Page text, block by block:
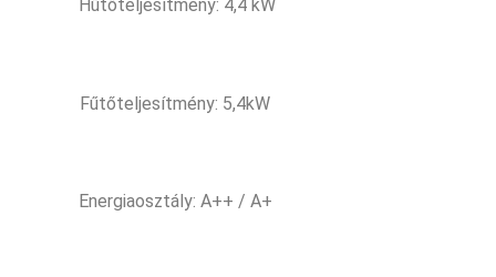
Hűtőteljesítmény: 4,4 kW
Fűtőteljesítmény: 5,4kW
Energiaosztály: A++ / A+